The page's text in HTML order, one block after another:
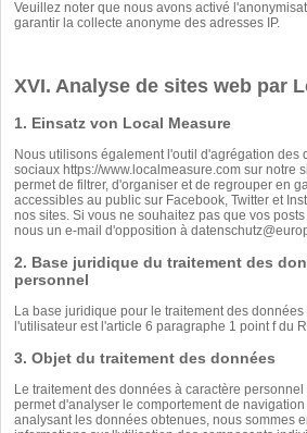
Veuillez noter que nous avons activé
garantir la collecte anonyme des adresses IP.
XVI. Analyse de sites web par
1. Einsatz von Local Measure
Nous utilisons également l'outil d'agrégation des
sociaux https://www.localmeasure.com sur notre
permet de filtrer, d'organiser et de regrouper en
accessibles au public sur Facebook, Twitter et
nos sites. Si vous ne souhaitez pas que vos
nous un e-mail d'opposition à
2. Base juridique du traitement des
personnel
La base juridique pour le traitement des
l'utilisateur est l'article 6 paragraphe 1 point f du
3. Objet du traitement des données
Le traitement des données à caractère
permet d'analyser le comportement de
analysant les données obtenues, nous sommes